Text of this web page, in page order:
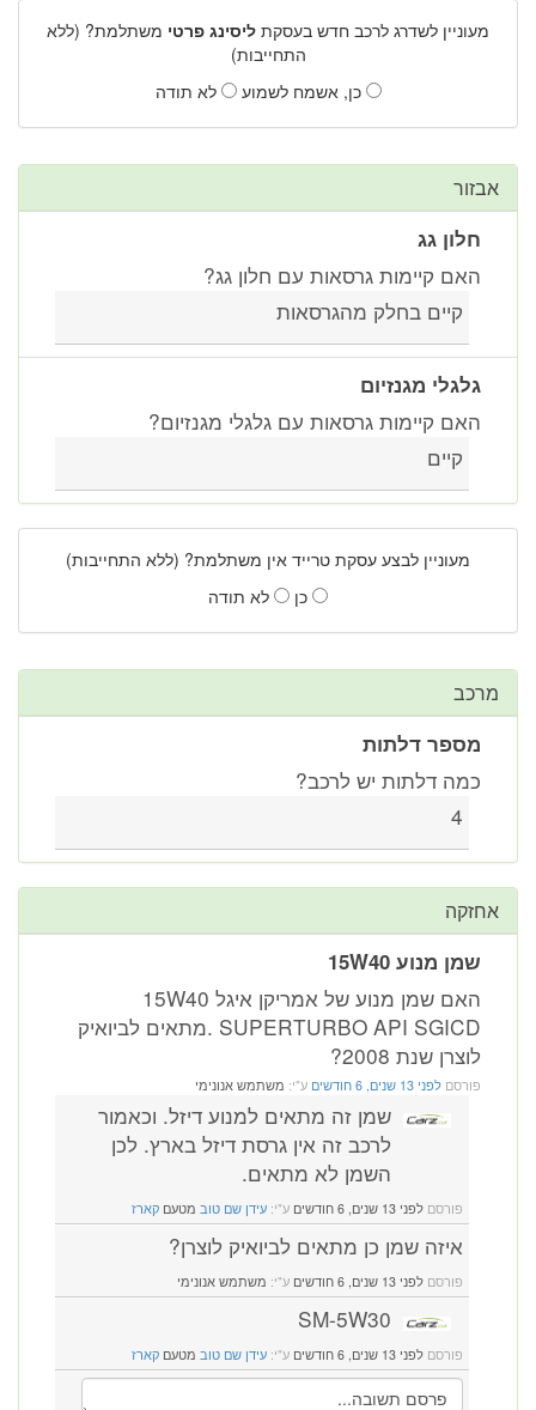
מעוניין לשדרג לרכב חדש בעסקת ליסינג פרטי משתלמת? (ללא
התחייבות)
כן, אשמח לשמוע
לא תודה
אבזור
חלון גג
האם קיימות גרסאות עם חלון גג?
קיים בחלק מהגרסאות
גלגלי מגנזיום
האם קיימות גרסאות עם גלגלי מגנזיום?
קיים
מעוניין לבצע עסקת טרייד אין משתלמת? (ללא התחייבות)
כן
לא תודה
מרכב
מספר דלתות
כמה דלתות יש לרכב?
4
אחזקה
שמן מנוע 15W40
האם שמן מנוע של אמריקן איגל 15W40
SUPERTURBO API SGICD .מתאים לביואיק
לוצרן שנת 2008?
פורסם לפני 13 שנים, 6 חודשים ע"י: משתמש אנונימי
שמן זה מתאים למנוע דיזל. וכאמור
לרכב זה אין גרסת דיזל בארץ. לכן
השמן לא מתאים.
פורסם לפני 13 שנים, 6 חודשים ע"י: עידן שם טוב מטעם קארז
איזה שמן כן מתאים לביואיק לוצרן?
פורסם לפני 13 שנים, 6 חודשים ע"י: משתמש אנונימי
SM-5W30
פורסם לפני 13 שנים, 6 חודשים ע"י: עידן שם טוב מטעם קארז